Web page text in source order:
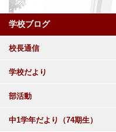
学校ブログ
校長通信
学校だより
部活動
中1学年だより（74期生）